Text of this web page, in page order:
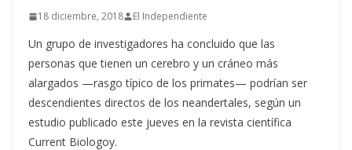
18 diciembre, 2018 El Independiente
Un grupo de investigadores ha concluido que las
personas que tienen un cerebro y un cráneo más
alargados —rasgo típico de los primates— podrían ser
descendientes directos de los neandertales, según un
estudio publicado este jueves en la revista científica
Current Biologoy.